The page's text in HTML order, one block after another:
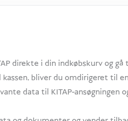
direkte i din indkøbskurv og
bliver du omdirigeret til
data til KITAP-ansøgningen